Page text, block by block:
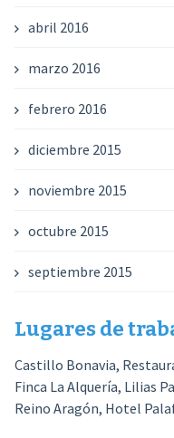
abril 2016
marzo 2016
febrero 2016
diciembre 2015
noviembre 2015
octubre 2015
septiembre 2015
Lugares de
Castillo Bonavia,
Finca La Alquería, Lilias
Reino Aragón, Hotel